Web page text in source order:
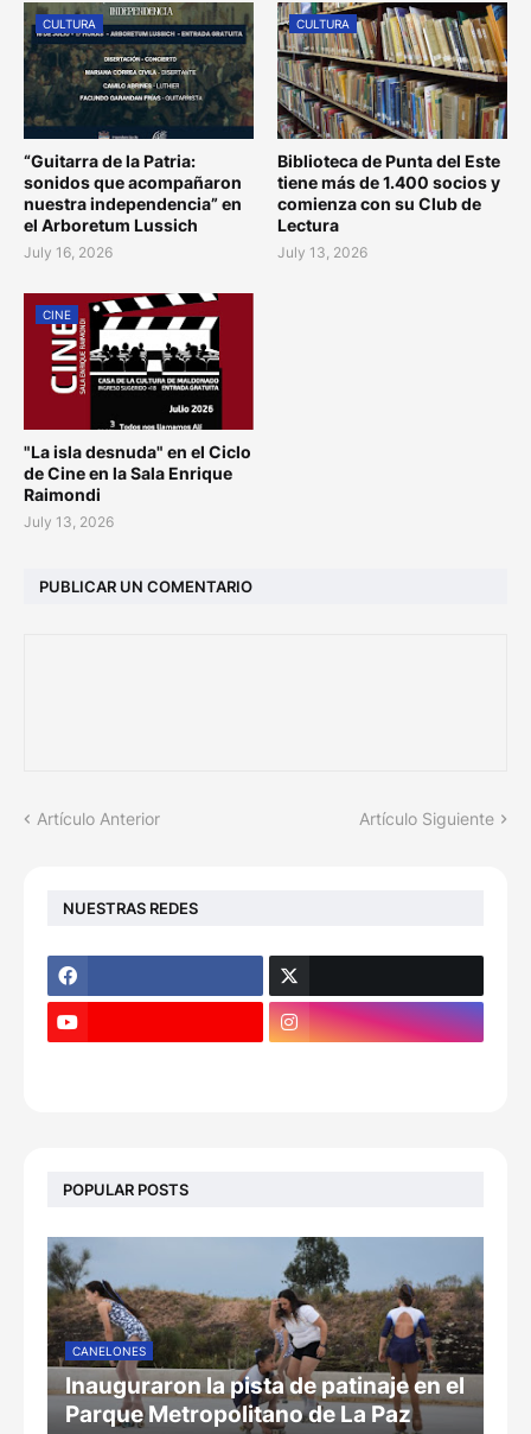
CULTURA
“Guitarra de la Patria:
sonidos que acompañaron
nuestra independencia” en
el Arboretum Lussich
July 16, 2026
CULTURA
Biblioteca de Punta del Este
tiene más de 1.400 socios y
comienza con su Club de
Lectura
July 13, 2026
CINE
"La isla desnuda" en el Ciclo
de Cine en la Sala Enrique
Raimondi
July 13, 2026
PUBLICAR UN COMENTARIO
Artículo Anterior Artículo Siguiente
NUESTRAS REDES
POPULAR POSTS
CANELONES
Inauguraron la pista de patinaje en el
Parque Metropolitano de La Paz